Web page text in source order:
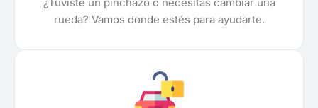
rueda? Vamos donde estés para ayudarte.